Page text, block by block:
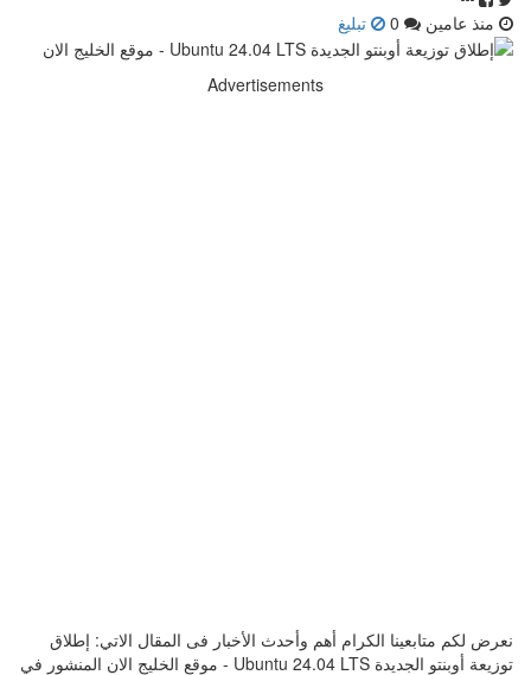
منذ عامين تبليغ
Advertisements
نعرض لكم متابعينا الكرام أهم وأحدث الأخبار فى المقال الاتي: إطلاق
توزيعة أوبنتو الجديدة Ubuntu 24.04 LTS - موقع الخليج الان المنشور في